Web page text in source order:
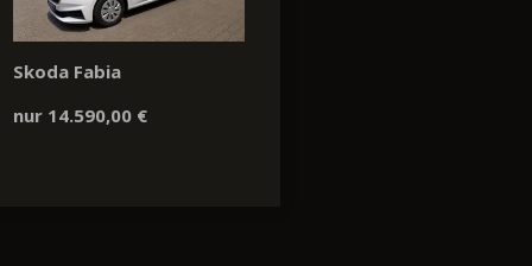
Skoda Fabia
nur 14.590,00 €